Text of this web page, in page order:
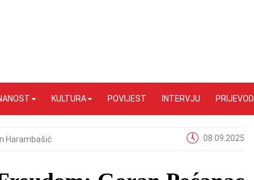
KULTURA POVIJEST INTERVJU PRIJEVODI
Harambašić 08.09.2025